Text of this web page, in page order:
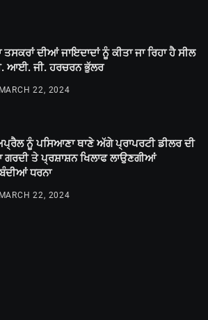
ਤਸਕਰਾਂ ਦੀਆਂ ਜਾਇਦਾਦਾਂ ਨੂੰ ਕੀਤਾ ਜਾ ਰਿਹਾ ਹੈ ਸੀਲ
ਆਈ. ਜੀ. ਹਰਚਰਨ ਭੁੱਲਰ
MARCH 22, 2024
ਨੂੰ ਪਸਿਆਣਾ ਥਾਣੇ ਅੱਗੇ ਪ੍ਰਾਪਰਟੀ ਡੀਲਰ ਦੀ
ਗਰਦੀ ਤੇ ਪ੍ਰਸ਼ਾਸ਼ਨ ਖਿਲਾਫ ਲਾਉਣਗੀਆਂ
ਧਰਨਾ
MARCH 22, 2024